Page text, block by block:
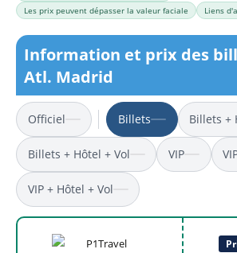
Les prix peuvent dépasser la valeur faciale
Liens
Information et prix des
Atl. Madrid
Officiel Billets Billets +
Billets + Hôtel + Vol VIP
VIP + Hôtel + Vol